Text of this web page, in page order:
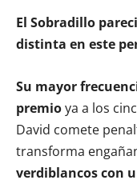
El Sobradillo
distinta en este
Su mayor
premioya a los
David comete
transforma
verdiblancos con